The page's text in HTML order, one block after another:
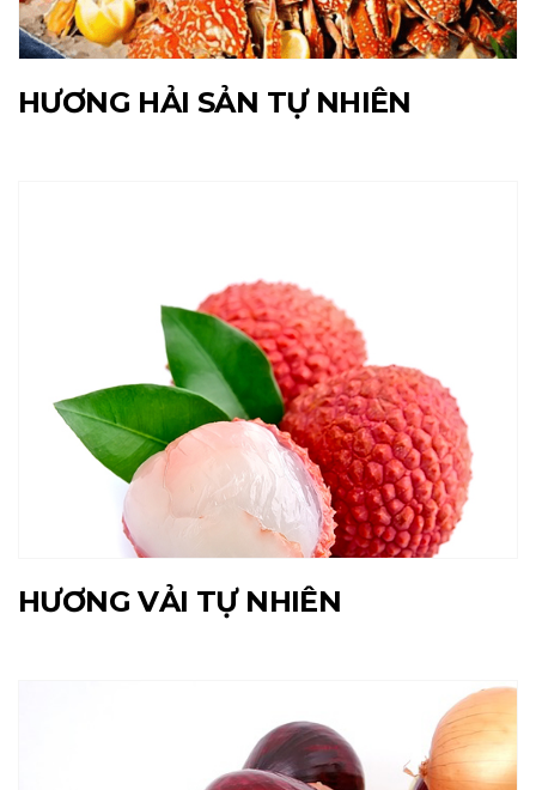
HƯƠNG HẢI SẢN TỰ NHIÊN
HƯƠNG VẢI TỰ NHIÊN